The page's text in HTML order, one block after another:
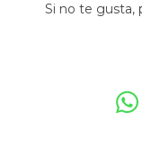
Si no te gusta,